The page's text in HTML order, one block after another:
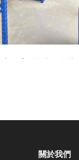
案例】感謝台南藥
關於我們